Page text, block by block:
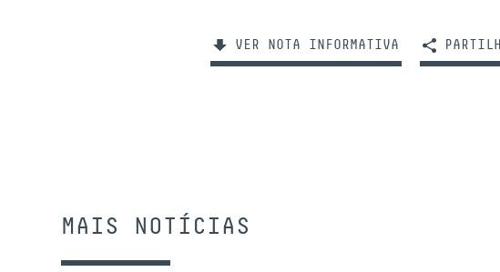
VER NOTA INFORMATIVA
MAIS NOTÍCIAS